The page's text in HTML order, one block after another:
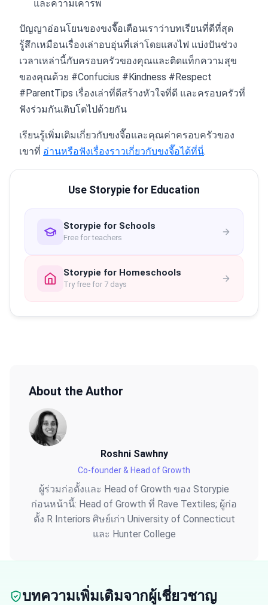
และความเคารพ
ปัญญาอ่อนโยนของขงจื๊อเตือนเราว่าบทเรียนที่ดีที่สุด
รู้สึกเหมือนเรื่องเล่าอบอุ่นที่เล่าโดยแสงไฟ แบ่งปันช่วง
เวลาเหล่านี้กับครอบครัวของคุณและติดแท็กความสุข
ของคุณด้วย #Confucius #Kindness #Respect
#ParentTips เรื่องเล่าที่ดีสร้างหัวใจที่ดี และครอบครัวที่
ฟังร่วมกันเติบโตไปด้วยกัน
เรียนรู้เพิ่มเติมเกี่ยวกับขงจื๊อและคุณค่าครอบครัวของ
เขาที่ อ่านหรือฟังเรื่องราวเกี่ยวกับขงจื๊อได้ที่นี่.
Use Storypie for Education
Storypie for Schools
Free for teachers
Storypie for Homeschools
Try free for 7 days
About the Author
Roshni Sawhny
Co-founder & Head of Growth
ผู้ร่วมก่อตั้งและ Head of Growth ของ Storypie
ก่อนหน้านี้: Head of Growth ที่ Rave Textiles; ผู้ก่อ
ตั้ง R Interiors ศิษย์เก่า University of Connecticut
และ Hunter College
บทความเพิ่มเติมจากผู้เชี่ยวชาญ